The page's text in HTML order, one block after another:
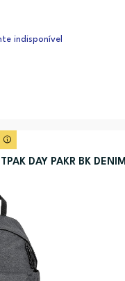
indisponível
DAY PAKR BK DENIM